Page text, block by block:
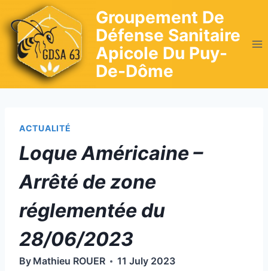
to
content
Groupement De
Défense Sanitaire
Apicole Du Puy-
De-Dôme
ACTUALITÉ
Loque Américaine –
Arrêté de zone
réglementée du
28/06/2023
By Mathieu ROUER 11 July 2023